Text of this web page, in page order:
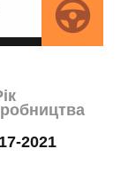
2021